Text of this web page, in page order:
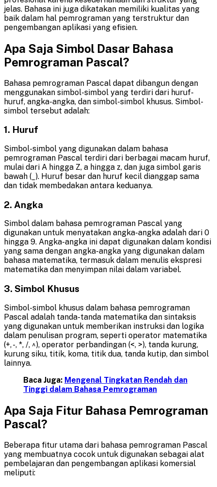
jelas. Bahasa ini juga dikatakan memiliki kualitas yang
baik dalam hal pemrograman yang terstruktur dan
pengembangan aplikasi yang efisien.
Apa Saja Simbol Dasar Bahasa
Pemrograman Pascal?
Bahasa pemrograman Pascal dapat dibangun dengan
menggunakan simbol-simbol yang terdiri dari huruf-
huruf, angka-angka, dan simbol-simbol khusus. Simbol-
simbol tersebut adalah:
1. Huruf
Simbol-simbol yang digunakan dalam bahasa
pemrograman Pascal terdiri dari berbagai macam huruf,
mulai dari A hingga Z, a hingga z, dan juga simbol garis
bawah (_). Huruf besar dan huruf kecil dianggap sama
dan tidak membedakan antara keduanya.
2. Angka
Simbol dalam bahasa pemrograman Pascal yang
digunakan untuk menyatakan angka-angka adalah dari 0
hingga 9. Angka-angka ini dapat digunakan dalam kondisi
yang sama dengan angka-angka yang digunakan dalam
bahasa matematika, termasuk dalam menulis ekspresi
matematika dan menyimpan nilai dalam variabel.
3. Simbol Khusus
Simbol-simbol khusus dalam bahasa pemrograman
Pascal adalah tanda-tanda matematika dan sintaksis
yang digunakan untuk memberikan instruksi dan logika
dalam penulisan program, seperti operator matematika
(+, -, *, /, ^), operator perbandingan (<, >), tanda kurung,
kurung siku, titik, koma, titik dua, tanda kutip, dan simbol
lainnya.
Baca Juga: Mengenal Tingkatan Rendah dan
Tinggi dalam Bahasa Pemrograman
Apa Saja Fitur Bahasa Pemrograman
Pascal?
Beberapa fitur utama dari bahasa pemrograman Pascal
yang membuatnya cocok untuk digunakan sebagai alat
pembelajaran dan pengembangan aplikasi komersial
meliputi: